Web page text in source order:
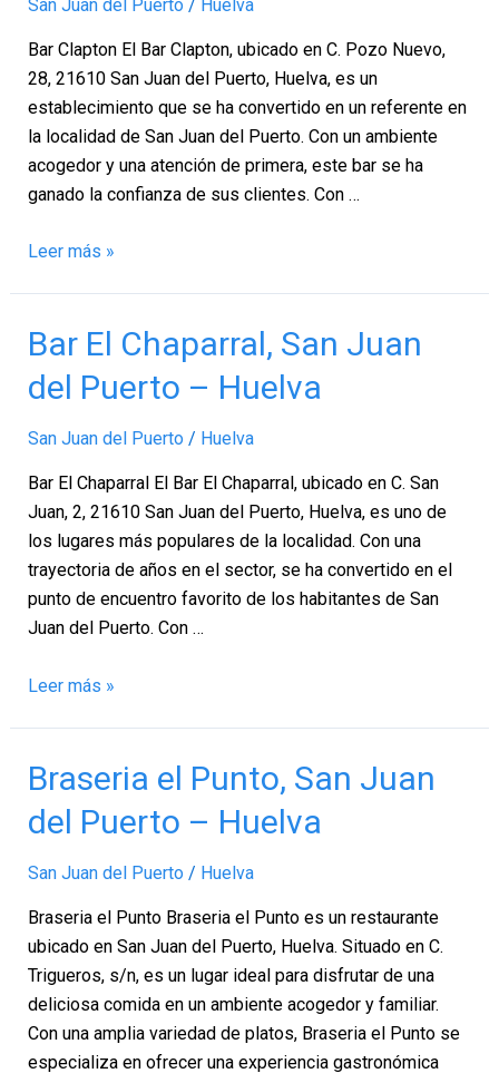
San Juan del Puerto/ Huelva
Bar Clapton El Bar Clapton, ubicado en C. Pozo Nuevo,
28, 21610 San Juan del Puerto, Huelva, es un
establecimiento que se ha convertido en un referente en
la localidad de San Juan del Puerto. Con un ambiente
acogedor y una atención de primera, este bar se ha
ganado la confianza de sus clientes. Con …
del
Puerto
–
Huelva
Leer más »
Bar El Chaparral, San Juan
del Puerto – Huelva
San Juan del Puerto/ Huelva
Bar El Chaparral El Bar El Chaparral, ubicado en C. San
Juan, 2, 21610 San Juan del Puerto, Huelva, es uno de
los lugares más populares de la localidad. Con una
trayectoria de años en el sector, se ha convertido en el
punto de encuentro favorito de los habitantes de San
Juan del Puerto. Con …
Bar
Chaparral,
Juan
del
Puerto
–
Huelva
Leer más »
Braseria el Punto, San Juan
del Puerto – Huelva
San Juan del Puerto/ Huelva
Braseria el Punto Braseria el Punto es un restaurante
ubicado en San Juan del Puerto, Huelva. Situado en C.
Trigueros, s/n, es un lugar ideal para disfrutar de una
deliciosa comida en un ambiente acogedor y familiar.
Con una amplia variedad de platos, Braseria el Punto se
especializa en ofrecer una experiencia gastronómica
Braseria
el
Punto,
Juan
del
Puerto
–
Huelva